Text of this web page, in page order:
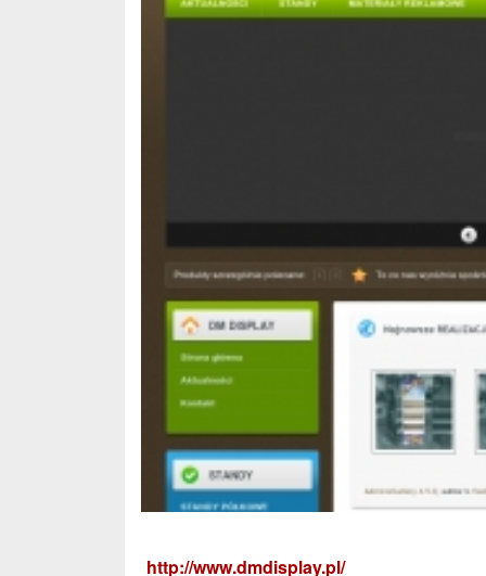
http://www.dmdisplay.pl/